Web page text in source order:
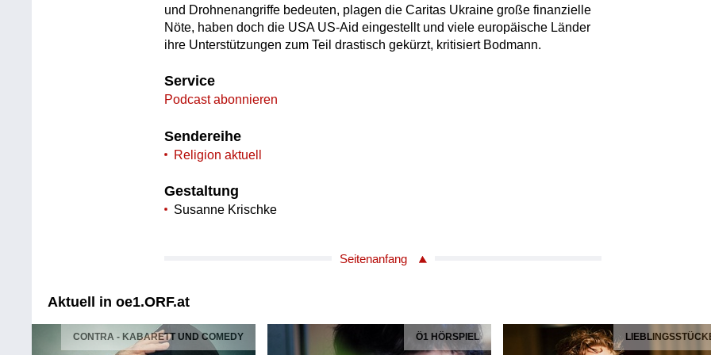
und Drohnenangriffe bedeuten, plagen die Caritas Ukraine große finanzielle
Nöte, haben doch die USA US-Aid eingestellt und viele europäische Länder
ihre Unterstützungen zum Teil drastisch gekürzt, kritisiert Bodmann.
Service
Podcast abonnieren
Sendereihe
Religion aktuell
Gestaltung
Susanne Krischke
Seitenanfang
Aktuell in oe1.ORF.at
CONTRA - KABARETT UND COMEDY Ö1 HÖRSPIEL